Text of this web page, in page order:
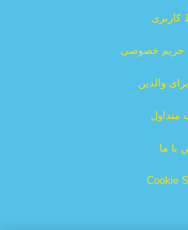
کاربری
خصوصی
والدین
متداول
با ما
Cookie